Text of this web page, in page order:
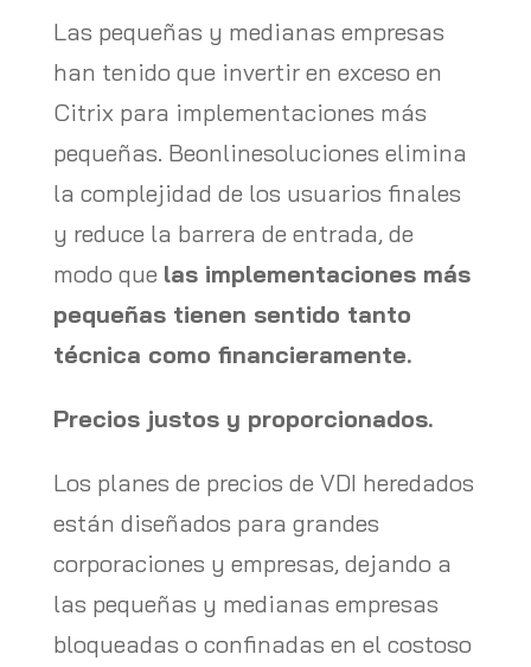
Las pequeñas y medianas empresas
han tenido que invertir en exceso en
Citrix para implementaciones más
pequeñas. Beonlinesoluciones elimina
la complejidad de los usuarios finales
y reduce la barrera de entrada, de
modo que las implementaciones más
pequeñas tienen sentido tanto
técnica como financieramente.
Precios justos y proporcionados.
Los planes de precios de VDI heredados
están diseñados para grandes
corporaciones y empresas, dejando a
las pequeñas y medianas empresas
bloqueadas o confinadas en el costoso